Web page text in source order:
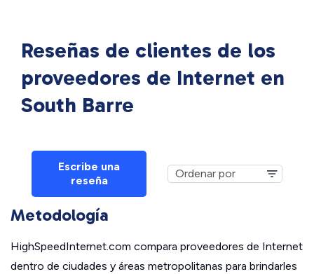
Reseñas de clientes de los
proveedores de Internet en
South Barre
Escribe una
reseña
Metodología
HighSpeedInternet.com compara proveedores de Internet
dentro de ciudades y áreas metropolitanas para brindarles